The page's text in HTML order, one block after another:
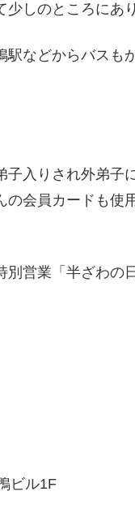
しのところにあ
などからバスも
子入りされ外弟子
会員カードも使
営業「半ざわの
ビル1F